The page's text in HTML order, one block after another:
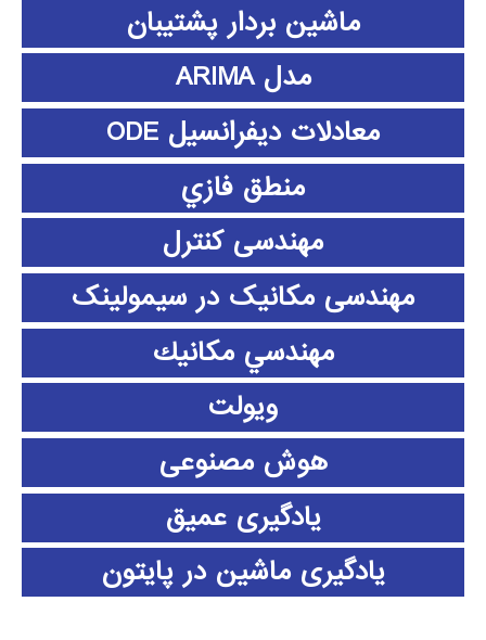
ماشین بردار پشتیبان
مدل ARIMA
معادلات دیفرانسیل ODE
منطق فازي
مهندسی کنترل
مهندسی مکانیک در سیمولینک
مهندسي مكانيك
ویولت
هوش مصنوعی
یادگیری عمیق
یادگیری ماشین در پایتون